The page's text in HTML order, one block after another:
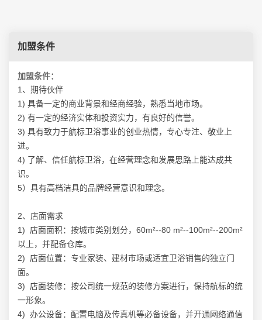
加盟条件
加盟条件：
1、期待伙伴
1) 具备一定的商业背景和经商经验，熟悉当地市场。
2) 有一定的经济实体和投资实力，有良好的信誉。
3) 具有致力于航标卫浴事业的创业热情，专心专注、敬业上
进。
4) 了解、信任航标卫浴，在经营理念和发展思路上能达成共
识。
5）具有高档洁具的品牌经营意识和理念。
2、店面需求
1) 店面面积：按城市类别划分，60m²--80 m²--100m²--200m²
以上，并配备仓库。
2) 店面位置：专业家装、建材市场或适宜卫浴销售的独立门
面。
3) 店面装修：按公司统一规范的装修方案进行，保持航标的统
一形象。
4) 办公设备：配置电脑及传真机等必备设备，并开通网络通信